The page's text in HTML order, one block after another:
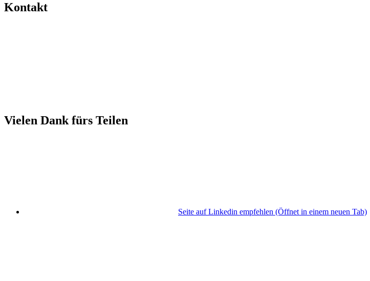
Kontakt
Vielen Dank fürs Teilen
Seite auf Linkedin empfehlen (Öffnet in einem neuen Tab)